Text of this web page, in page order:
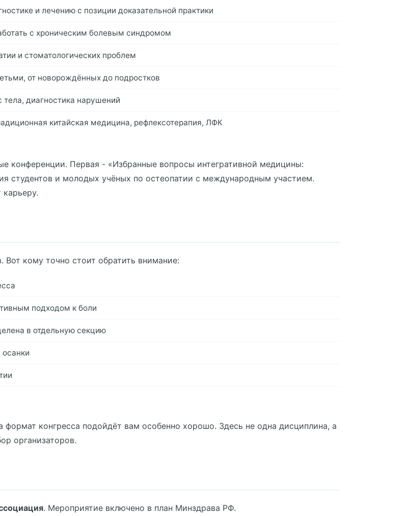
и лечению с позиции доказательной практики
с хроническим болевым синдромом
и стоматологических проблем
от новорождённых до подростков
тела, диагностика нарушений
китайская медицина, рефлексотерапия, ЛФК
конференции. Первая - «Избранные вопросы интегративной медицины:
студентов и молодых учёных по остеопатии с международным участием.
Вот кому точно стоит обратить внимание:
подходом к боли
в отдельную секцию
формат конгресса подойдёт вам особенно хорошо. Здесь не одна дисциплина, а
организаторов.
. Мероприятие включено в план Минздрава РФ.